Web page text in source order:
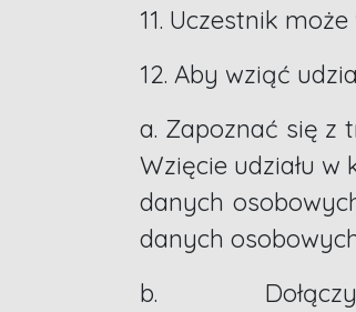
11. Uczestnik
12. Aby wziąć
a. Zapoznać się z
Wzięcie udziału
danych
danych
b.